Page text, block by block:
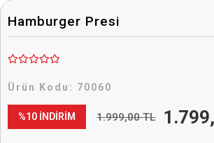
Hamburger Presi
Ürün Kodu: 70060
%10 İNDİRİM 1.999,00 TL